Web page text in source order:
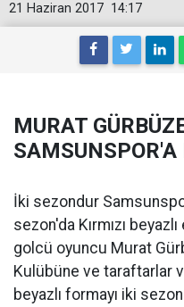
14:17
21 Haziran 2017
MURAT
İki sezondur
sezon'da Kırmızı
golcü oyuncu Murat
Kulübüne ve taraftarlar
beyazlı formayı iki